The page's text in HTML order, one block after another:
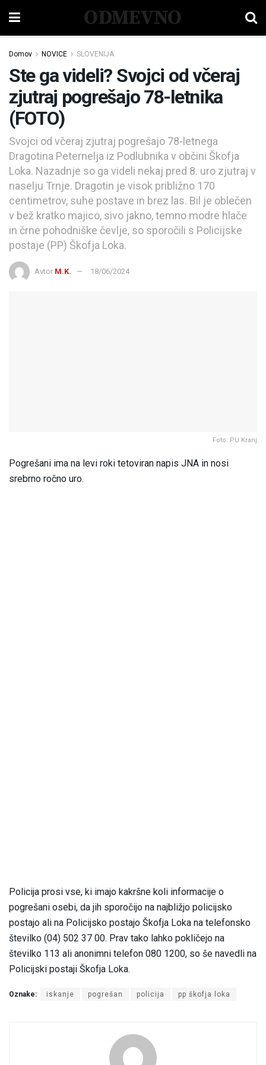
ODMEVNO
Domov NOVICE SLOVENIJA
Ste ga videli? Svojci od včeraj
zjutraj pogrešajo 78-letnika
(FOTO)
Svojci od včeraj zjutraj pogrešajo 78-letnega
Dragotina Peternelja iz Podlubnika v občini Škofja
Loka. Nazadnje so ga videli nekaj pred 8. uro zjutraj v
naselju Trnje. Dragotin je visok približno 170
centimetrov, suhe postave in brez las. Bil je oblečen
v bež kratko majico, sivo jakno, temno modre hlače
in črne pohodniške čevlje, so sporočili s Policijske
postaje (PP) Škofja Loka.
Avtor M.K. 18/06/2024
Foto: PU Kranj
Pogrešani ima na levi roki tetoviran napis JNA in nosi
srebrno ročno uro.
Policija prosi vse, ki imajo kakršne koli informacije o
pogrešani osebi, da jih sporočijo na najbližjo policijsko
postajo ali na Policijsko postajo Škofja Loka na telefonsko
številko (04) 502 37 00. Prav tako lahko pokličejo na
številko 113 ali anonimni telefon 080 1200, so še navedli na
Policijski postaji Škofja Loka.
Oznake: iskanje pogrešan policija pp škofja loka